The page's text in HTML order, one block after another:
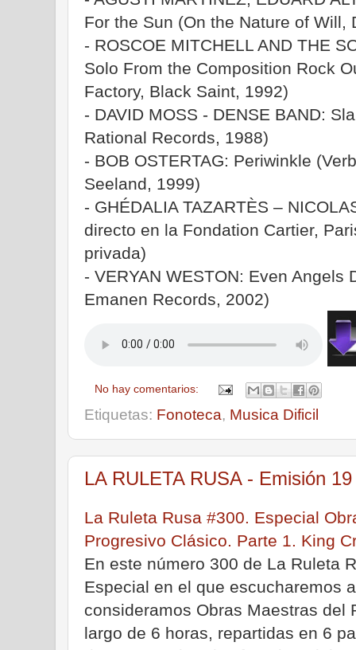
For the Sun (On the Nature of Will,
- ROSCOE MITCHELL AND THE
Solo From the Composition Rock
Factory, Black Saint, 1992)
- DAVID MOSS - DENSE BAND:
Rational Records, 1988)
- BOB OSTERTAG: Periwinkle
Seeland, 1999)
- GHÉDALIA TAZARTÈS –
directo en la Fondation Cartier,
privada)
- VERYAN WESTON: Even Angels
Emanen Records, 2002)
No hay comentarios:
Etiquetas: Fonoteca, Musica Dificil
LA RULETA RUSA - Emisión
La Ruleta Rusa #300. Especial
Progresivo Clásico. Parte 1. King
En este número 300 de La Ruleta
Especial en el que escucharemos
consideramos Obras Maestras del
largo de 6 horas, repartidas en 6